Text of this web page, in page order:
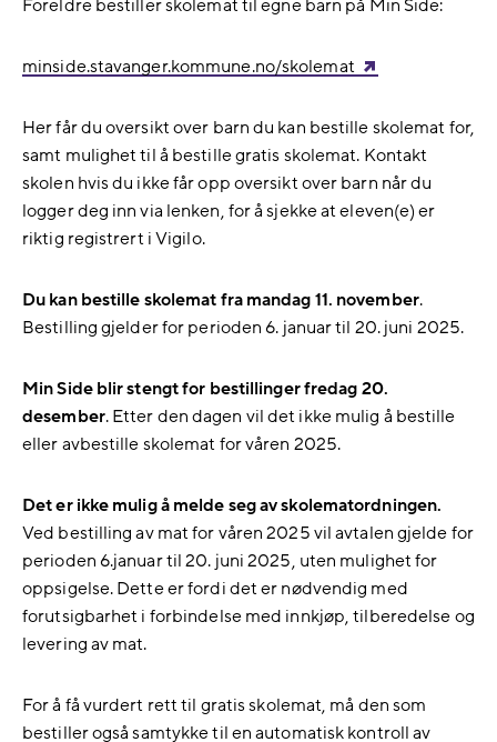
Foreldre bestiller skolemat til egne barn på Min Side:
minside.stavanger.kommune.no/skolemat
Her får du oversikt over barn du kan bestille skolemat for,
samt mulighet til å bestille gratis skolemat. Kontakt
skolen hvis du ikke får opp oversikt over barn når du
logger deg inn via lenken, for å sjekke at eleven(e) er
riktig registrert i Vigilo.
Du kan bestille skolemat fra mandag 11. november.
Bestilling gjelder for perioden 6. januar til 20. juni 2025.
Min Side blir stengt for bestillinger fredag 20.
desember. Etter den dagen vil det ikke mulig å bestille
eller avbestille skolemat for våren 2025.
Det er ikke mulig å melde seg av skolematordningen.
Ved bestilling av mat for våren 2025 vil avtalen gjelde for
perioden 6.januar til 20. juni 2025, uten mulighet for
oppsigelse. Dette er fordi det er nødvendig med
forutsigbarhet i forbindelse med innkjøp, tilberedelse og
levering av mat.
For å få vurdert rett til gratis skolemat, må den som
bestiller også samtykke til en automatisk kontroll av